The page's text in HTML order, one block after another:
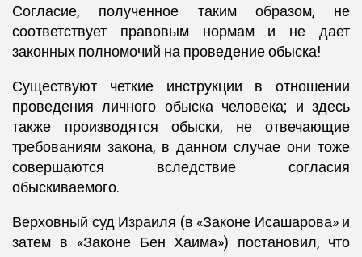
Согласие, полученное таким образом, не
соответствует правовым нормам и не дает
законных полномочий на проведение обыска!
Существуют четкие инструкции в отношении
проведения личного обыска человека; и здесь
также производятся обыски, не отвечающие
требованиям закона, в данном случае они тоже
совершаются вследствие согласия
обыскиваемого.
Верховный суд Израиля (в «Законе Исашарова» и
затем в «Законе Бен Хаима») постановил, что